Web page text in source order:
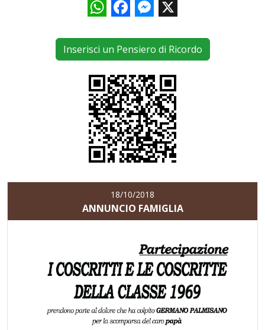
WhatsAppFacebookMessenger
X
Inserisci un Pensiero di Ricordo
18/10/2018
ANNUNCIO FAMIGLIA